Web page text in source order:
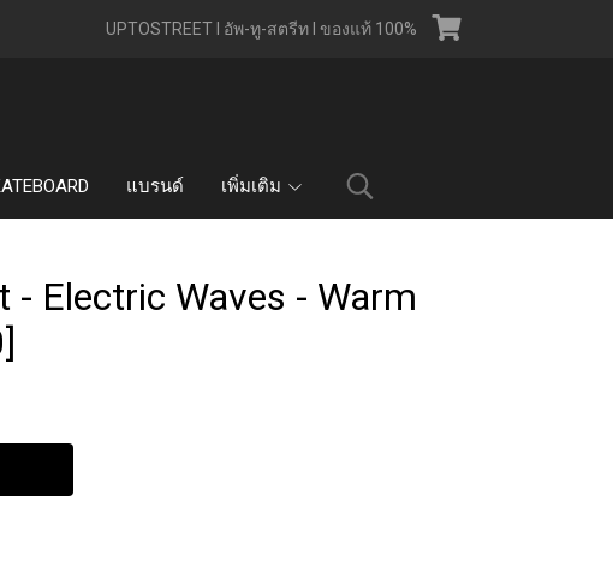
UPTOSTREET l อัพ-ทู-สตรีท l ของแท้ 100%
แบรนด์ เพิ่มเติม
Electric Waves - Warm